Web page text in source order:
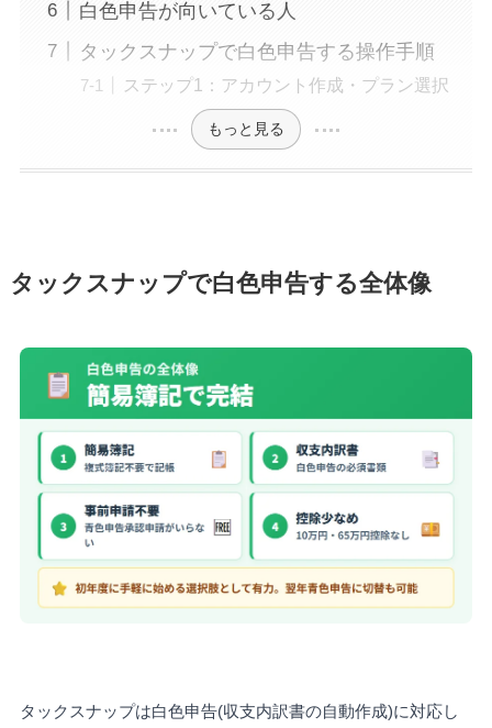
白色申告が向いている人
タックスナップで白色申告する操作手順
ステップ1：アカウント作成・プラン選択
もっと見る
タックスナップで白色申告する全体像
タックスナップは白色申告(収支内訳書の自動作成)に対応し